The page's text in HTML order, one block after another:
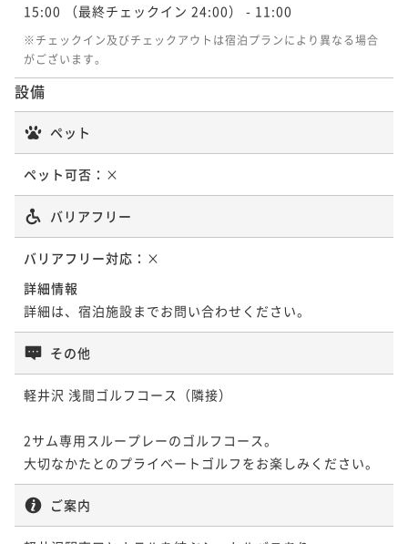
15:00 （最終チェックイン 24:00） - 11:00
※チェックイン及びチェックアウトは宿泊プランにより異なる場合
がございます。
設備
ペット
ペット可否： ×
バリアフリー
バリアフリー対応： ×
詳細情報
詳細は、宿泊施設までお問い合わせください。
その他
軽井沢 浅間ゴルフコース（隣接）
2サム専用スループレーのゴルフコース。
大切なかたとのプライベートゴルフをお楽しみください。
ご案内